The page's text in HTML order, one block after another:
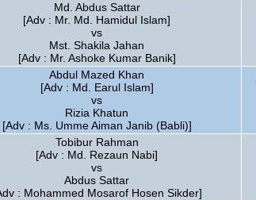
Md. Abdus Sattar
[Adv : Mr. Md. Hamidul Islam]
vs
Mst. Shakila Jahan
[Adv : Mr. Ashoke Kumar Banik]
Abdul Mazed Khan
[Adv : Md. Earul Islam]
vs
Rizia Khatun
[Adv : Ms. Umme Aiman Janib (Babli)]
Tobibur Rahman
[Adv : Md. Rezaun Nabi]
vs
Abdus Sattar
: Mohammed Mosarof Hosen Sikder]